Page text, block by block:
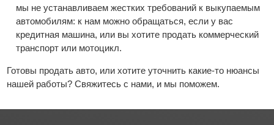
мы не устанавливаем жестких требований к выкупаемым
автомобилям: к нам можно обращаться, если у вас
кредитная машина, или вы хотите продать коммерческий
транспорт или мотоцикл.
Готовы продать авто, или хотите уточнить какие-то нюансы
нашей работы? Свяжитесь с нами, и мы поможем.